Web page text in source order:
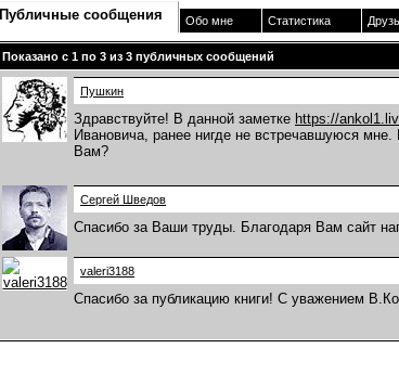
Публичные сообщения Обо мне Статистика
Показано с 1 по 3 из 3 публичных сообщений
Пушкин
Здравствуйте! В данной заметке https://
Ивановича, ранее нигде не встречавшуюся
Вам?
Сергей Шведов
Спасибо за Ваши труды. Благодаря Вам сайт
valeri3188
Спасибо за публикацию книги! С уважением